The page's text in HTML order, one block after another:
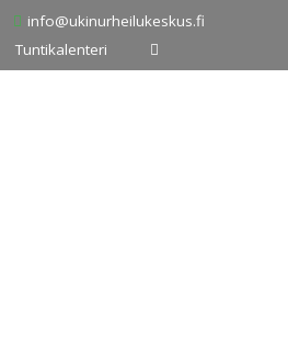
info@ukinurheilukeskus.fi
Tuntikalenteri